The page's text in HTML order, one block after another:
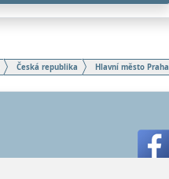
Česká republika Hlavní město Praha